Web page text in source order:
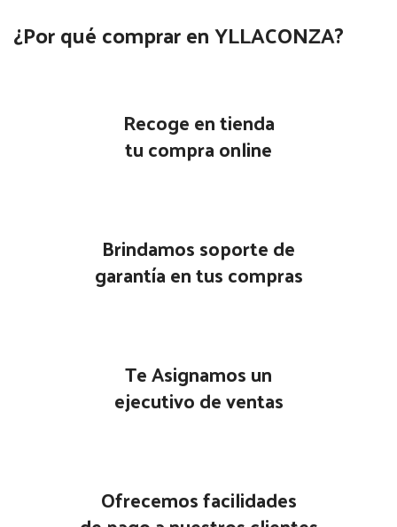
¿Por qué comprar en YLLACONZA?
Recoge en tienda
tu compra online
Brindamos soporte de
garantía en tus compras
Te Asignamos un
ejecutivo de ventas
Ofrecemos facilidades